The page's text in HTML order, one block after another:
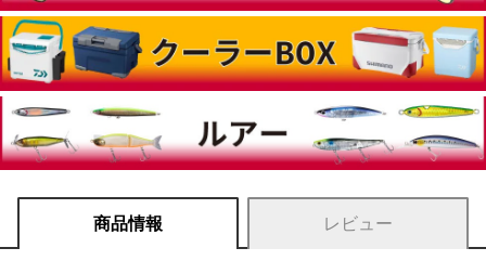
商品情報 レビュー